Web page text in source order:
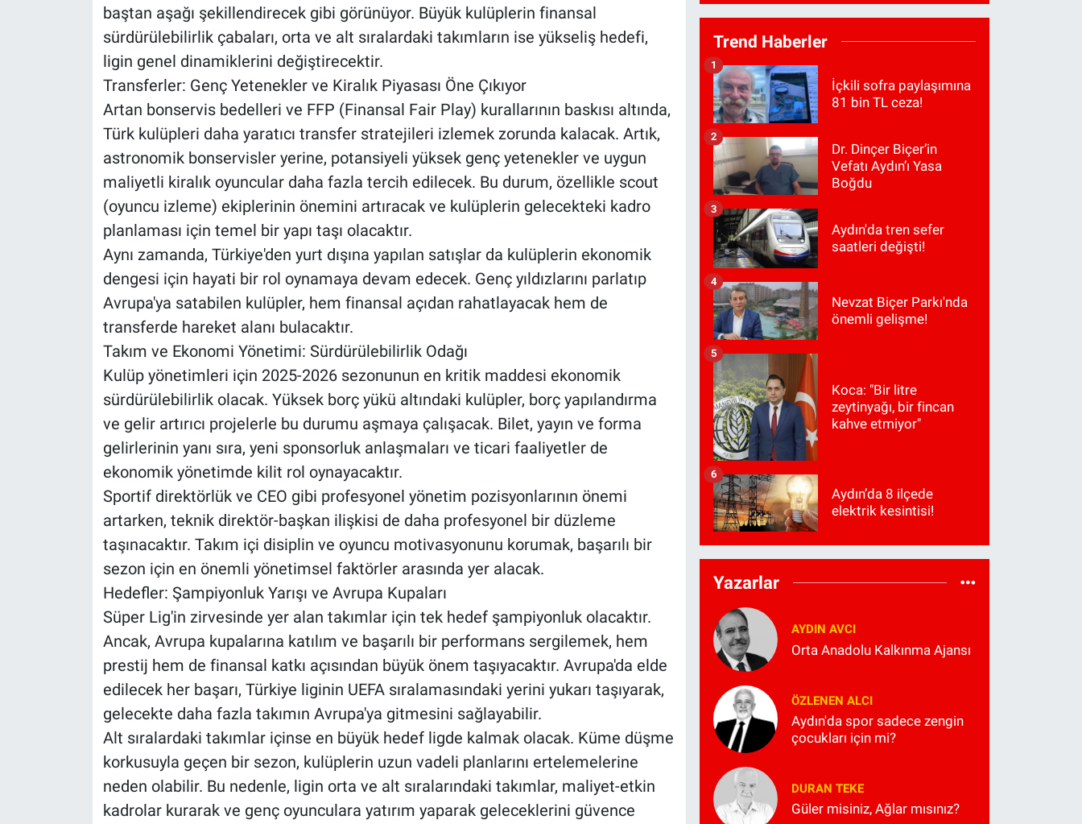
baştan aşağı şekillendirecek gibi görünüyor. Büyük kulüplerin finansal
sürdürülebilirlik çabaları, orta ve alt sıralardaki takımların ise yükseliş hedefi,
ligin genel dinamiklerini değiştirecektir.
Transferler: Genç Yetenekler ve Kiralık Piyasası Öne Çıkıyor
Artan bonservis bedelleri ve FFP (Finansal Fair Play) kurallarının baskısı altında,
Türk kulüpleri daha yaratıcı transfer stratejileri izlemek zorunda kalacak. Artık,
astronomik bonservisler yerine, potansiyeli yüksek genç yetenekler ve uygun
maliyetli kiralık oyuncular daha fazla tercih edilecek. Bu durum, özellikle scout
(oyuncu izleme) ekiplerinin önemini artıracak ve kulüplerin gelecekteki kadro
planlaması için temel bir yapı taşı olacaktır.
Aynı zamanda, Türkiye'den yurt dışına yapılan satışlar da kulüplerin ekonomik
dengesi için hayati bir rol oynamaya devam edecek. Genç yıldızlarını parlatıp
Avrupa'ya satabilen kulüpler, hem finansal açıdan rahatlayacak hem de
transferde hareket alanı bulacaktır.
Takım ve Ekonomi Yönetimi: Sürdürülebilirlik Odağı
Kulüp yönetimleri için 2025-2026 sezonunun en kritik maddesi ekonomik
sürdürülebilirlik olacak. Yüksek borç yükü altındaki kulüpler, borç yapılandırma
ve gelir artırıcı projelerle bu durumu aşmaya çalışacak. Bilet, yayın ve forma
gelirlerinin yanı sıra, yeni sponsorluk anlaşmaları ve ticari faaliyetler de
ekonomik yönetimde kilit rol oynayacaktır.
Sportif direktörlük ve CEO gibi profesyonel yönetim pozisyonlarının önemi
artarken, teknik direktör-başkan ilişkisi de daha profesyonel bir düzleme
taşınacaktır. Takım içi disiplin ve oyuncu motivasyonunu korumak, başarılı bir
sezon için en önemli yönetimsel faktörler arasında yer alacak.
Hedefler: Şampiyonluk Yarışı ve Avrupa Kupaları
Süper Lig'in zirvesinde yer alan takımlar için tek hedef şampiyonluk olacaktır.
Ancak, Avrupa kupalarına katılım ve başarılı bir performans sergilemek, hem
prestij hem de finansal katkı açısından büyük önem taşıyacaktır. Avrupa'da elde
edilecek her başarı, Türkiye liginin UEFA sıralamasındaki yerini yukarı taşıyarak,
gelecekte daha fazla takımın Avrupa'ya gitmesini sağlayabilir.
Alt sıralardaki takımlar içinse en büyük hedef ligde kalmak olacak. Küme düşme
korkusuyla geçen bir sezon, kulüplerin uzun vadeli planlarını ertelemelerine
neden olabilir. Bu nedenle, ligin orta ve alt sıralarındaki takımlar, maliyet-etkin
kadrolar kurarak ve genç oyunculara yatırım yaparak geleceklerini güvence
Trend Haberler
İçkili sofra paylaşımına
81 bin TL ceza!
1
Dr. Dinçer Biçer’in
Vefatı Aydın’ı Yasa
Boğdu
2
Aydın'da tren sefer
saatleri değişti!
3
Nevzat Biçer Parkı'nda
önemli gelişme!
4
Koca: "Bir litre
zeytinyağı, bir fincan
kahve etmiyor"
5
Aydın’da 8 ilçede
elektrik kesintisi!
6
Yazarlar
AYDIN AVCI
Orta Anadolu Kalkınma Ajansı
ÖZLENEN ALCI
Aydın'da spor sadece zengin
çocukları için mi?
DURAN TEKE
Güler misiniz, Ağlar mısınız?